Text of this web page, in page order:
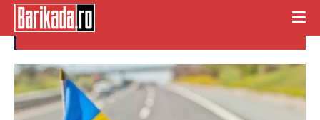
condamnata